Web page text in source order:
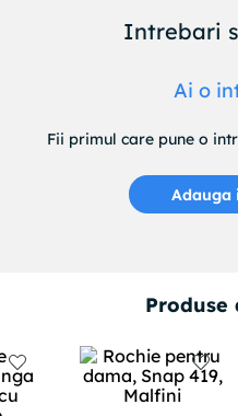
Intrebari
Ai o
Fii primul care pune o
Adauga
Produse